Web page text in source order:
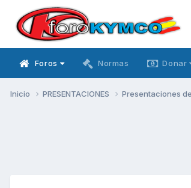
Foros Normas Donar
Inicio PRESENTACIONES Presentaciones